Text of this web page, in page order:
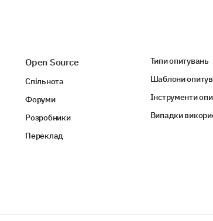
Open Source
Спільнота
Форуми
Розробники
Переклад
Типи опитувань
Шаблони
Інструменти
Випадки